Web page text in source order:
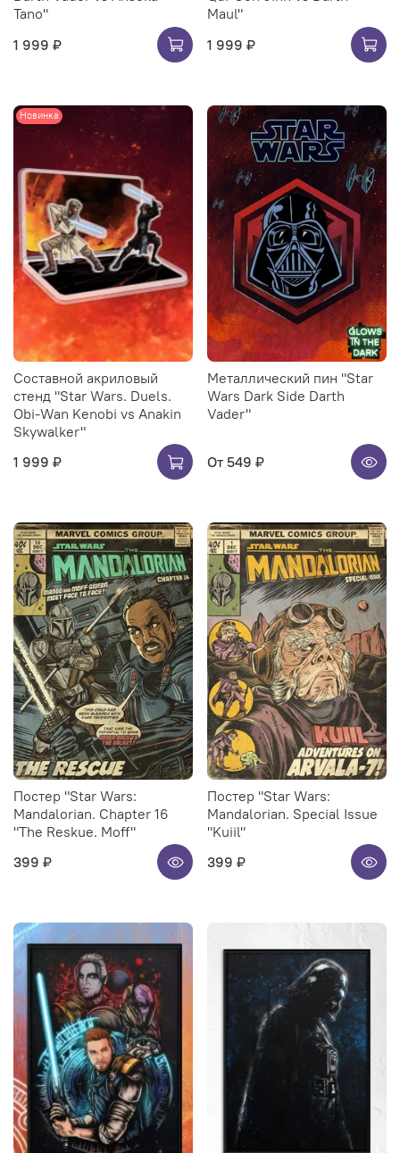
Tano"
1 999 ₽
Maul"
1 999 ₽
Новинка
Составной акриловый
стенд "Star Wars. Duels.
Obi-Wan Kenobi vs Anakin
Skywalker"
1 999 ₽
Металлический пин "Star
Wars Dark Side Darth
Vader"
От 549 ₽
Постер "Star Wars:
Mandalorian. Chapter 16
"The Reskue. Moff"
399 ₽
Постер "Star Wars:
Mandalorian. Special Issue
"Kuiil"
399 ₽